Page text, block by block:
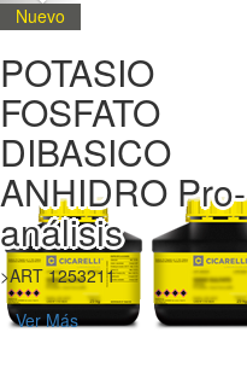
Nuevo
POTASIO
FOSFATO
DIBASICO
ANHIDRO Pro-
análisis
>ART 1253211
Ver Más